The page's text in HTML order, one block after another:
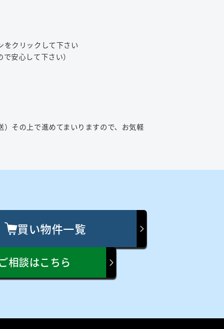
をクリックして下さい
安心して下さい）
その上で進めてまいりますので、お気軽
買い物件一覧
相談はこちら